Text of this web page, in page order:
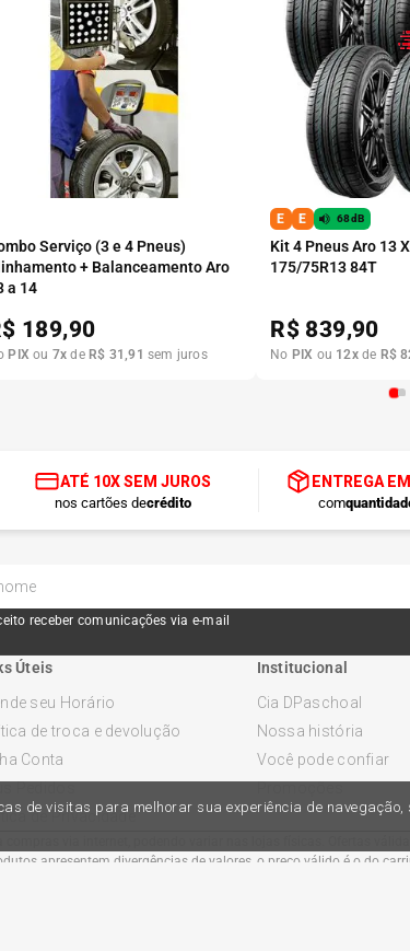
de visitas para melhorar sua experiência de
Serviço (3 e 4 Pneus)
+ Balanceamento Aro
a 14
189,90
PIX ou 7x de R$ 31 ,91 sem juros
E E 68dB
Kit 4 Pneus Aro 13
175/75R13 84T
R$ 839,90
No PIX ou 12xde R$
ATÉ 10X SEM JUROS
nos cartões decrédito
ENTREGA
com
receber comunicações via e-mail
Úteis
seu Horário
de troca e devolução
Conta
de Privacidade
Institucional
Cia DPaschoal
Nossa história
Você pode confiar
apresentem divergências de valores, o preço válido é o do